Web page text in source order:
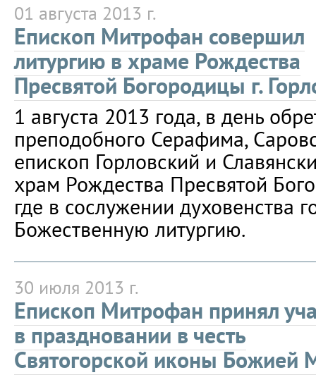
01 августа 2013 г.
Епископ Митрофан совершил
литургию в храме Рождества
Пресвятой Богородицы г.
1 августа 2013 года, в день
преподобного Серафима,
епископ Горловский и
храм Рождества Пресвятой
где в сослужении духовенства
Божественную литургию.
30 июля 2013 г.
Епископ Митрофан принял
в праздновании в честь
Святогорской иконы Божией